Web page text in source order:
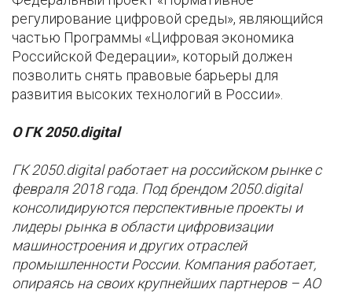
регулирование цифровой среды», являющийся
частью Программы «Цифровая экономика
Российской Федерации», который должен
позволить снять правовые барьеры для
развития высоких технологий в России».
О ГК 2050.digital
ГК 2050.digital работает на российском рынке с
февраля 2018 года. Под брендом 2050.digital
консолидируются перспективные проекты и
лидеры рынка в области цифровизации
машиностроения и других отраслей
промышленности России. Компания работает,
опираясь на своих крупнейших партнеров – АО